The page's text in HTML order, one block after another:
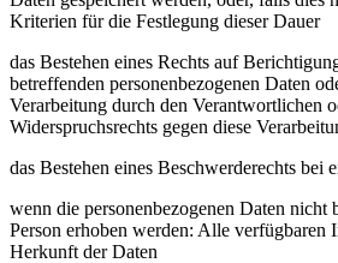
Kriterien für die Festlegung dieser Dauer
das Bestehen eines Rechts auf
betreffenden personenbezogenen Daten
Verarbeitung durch den Verantwortlichen
Widerspruchsrechts gegen diese
das Bestehen eines Beschwerderechts bei
wenn die personenbezogenen Daten nicht
Person erhoben werden: Alle verfügbaren
Herkunft der Daten